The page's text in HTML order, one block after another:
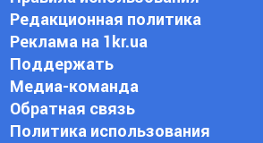
Редакционная политика
Реклама на 1kr.ua
Поддержать
Медиа-команда
Обратная связь
Политика использования